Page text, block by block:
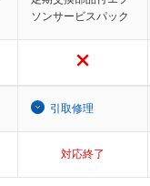
ソンサービスパック
引取修理
対応終了